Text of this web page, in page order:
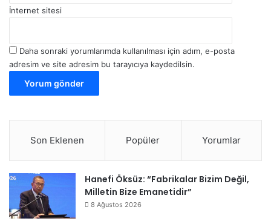
İnternet sitesi
Daha sonraki yorumlarımda kullanılması için adım, e-posta
adresim ve site adresim bu tarayıcıya kaydedilsin.
Son Eklenen Popüler Yorumlar
Hanefi Öksüz: “Fabrikalar Bizim Değil,
Milletin Bize Emanetidir”
8 Ağustos 2026